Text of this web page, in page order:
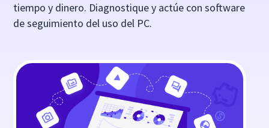
tiempo y dinero. Diagnostique y actúe con software
de seguimiento del uso del PC.